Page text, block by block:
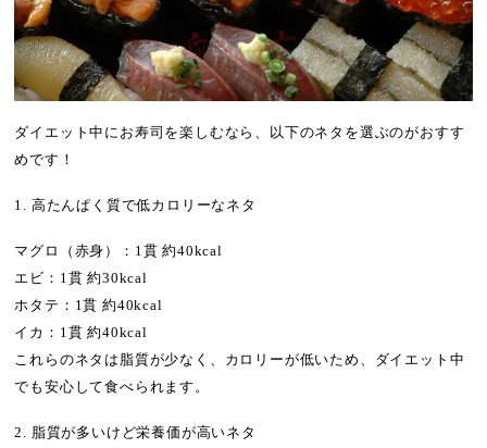
ダイエット中にお寿司を楽しむなら、以下のネタを選ぶのがおすす
めです！
1. 高たんぱく質で低カロリーなネタ
マグロ（赤身）：1貫 約40kcal
エビ：1貫 約30kcal
ホタテ：1貫 約40kcal
イカ：1貫 約40kcal
これらのネタは脂質が少なく、カロリーが低いため、ダイエット中
でも安心して食べられます。
2. 脂質が多いけど栄養価が高いネタ